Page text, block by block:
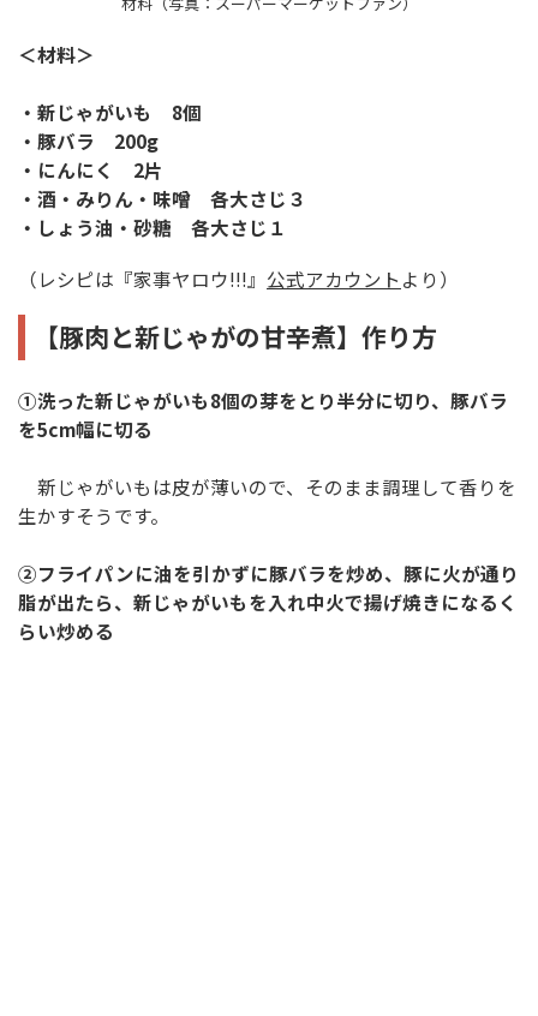
＜材料＞
・新じゃがいも 8個
・豚バラ 200g
・にんにく 2片
・酒・みりん・味噌 各大さじ３
・しょう油・砂糖 各大さじ１
（レシピは『家事ヤロウ!!!』 公式アカウント より）
【豚肉と新じゃがの甘辛煮】作り方
①洗った新じゃがいも8個の芽をとり半分に切り、豚バラ
を5cm幅に切る
新じゃがいもは皮が薄いので、そのまま調理して香りを
生かすそうです。
②フライパンに油を引かずに豚バラを炒め、豚に火が通り
脂が出たら、新じゃがいもを入れ中火で揚げ焼きになるく
らい炒める